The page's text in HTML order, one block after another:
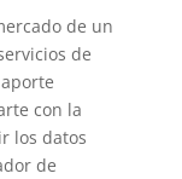
de un
de
con la
los datos
de